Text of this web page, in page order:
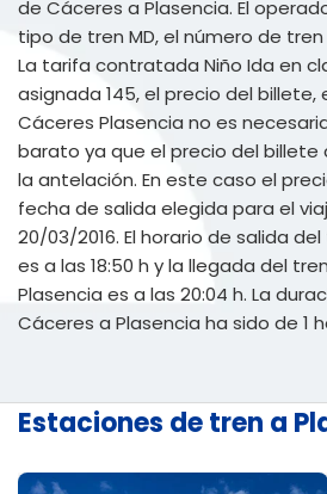
de Cáceres a Plasencia. El
tipo de tren MD, el número de tren
La tarifa contratada Niño Ida en
asignada 145, el precio del
Cáceres Plasencia no es
barato ya que el precio del
la antelación. En este caso el
fecha de salida elegida para el
20/03/2016. El horario de salida
es a las 18:50 h y la llegada del
Plasencia es a las 20:04 h. La
Cáceres a Plasencia ha sido de 1
Estaciones de tren a